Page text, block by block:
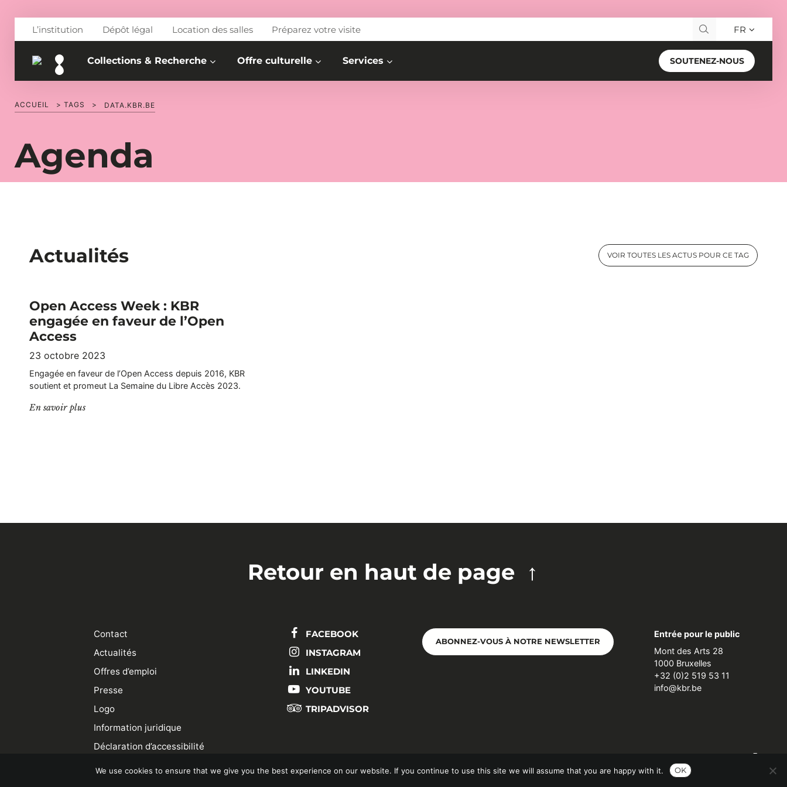
L’institution Dépôt légal Location des salles Préparez votre visite Recherche pour :
FR
Collections & Recherche Offre culturelle Services SOUTENEZ-NOUS
Agenda
ACCUEIL > TAGS > DATA.KBR.BE
Actualités
Open Access Week : KBR
engagée en faveur de l’Open
Access
23 octobre 2023
Engagée en faveur de l’Open Access depuis 2016, KBR
soutient et promeut La Semaine du Libre Accès 2023.
En savoir plus"Open Access Week : KBR engagée en faveur de l’Open Access"
VOIR TOUTES LES ACTUS POUR CE TAG
Retour en haut de page
Contact
Actualités
Offres d’emploi
Presse
Logo
Information juridique
Déclaration d’accessibilité
FACEBOOK
INSTAGRAM
LINKEDIN
YOUTUBE
TRIPADVISOR
ABONNEZ-VOUS À NOTRE NEWSLETTER
Entrée pour le public
Mont des Arts 28
1000 Bruxelles
+32 (0)2 519 53 11
info@kbr.be
We use cookies to ensure that we give you the best experience on our website. If you continue to use this site we will assume that you are happy with it. OK